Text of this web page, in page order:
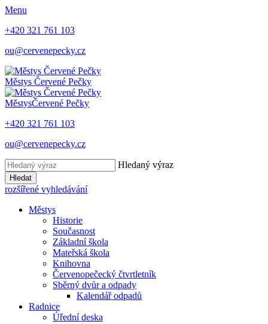
Menu
+420 321 761 103
ou@cervenepecky.cz
Městys Červené Pečky
MěstysČervené Pečky
+420 321 761 103
ou@cervenepecky.cz
Hledaný výraz
Hledat
rozšířené vyhledávání
Městys
Historie
Současnost
Základní škola
Mateřská škola
Knihovna
Červenopečecký čtvrtletník
Sběrný dvůr a odpady
Kalendář odpadů
Radnice
Úřední deska